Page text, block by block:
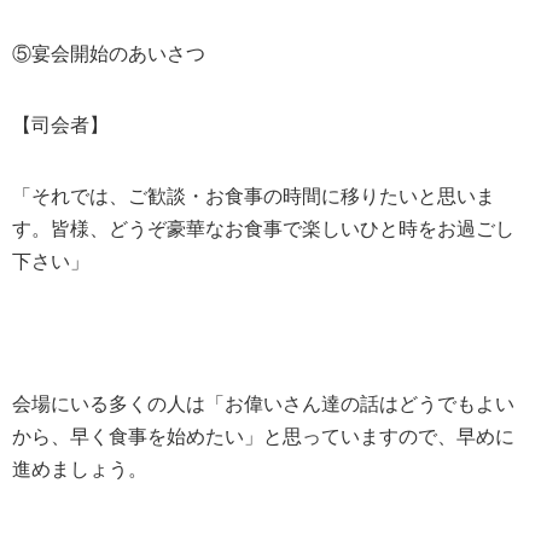
⑤宴会開始のあいさつ
【司会者】
「それでは、ご歓談・お食事の時間に移りたいと思いま
す。皆様、どうぞ豪華なお食事で楽しいひと時をお過ごし
下さい」
会場にいる多くの人は「お偉いさん達の話はどうでもよい
から、早く食事を始めたい」と思っていますので、早めに
進めましょう。